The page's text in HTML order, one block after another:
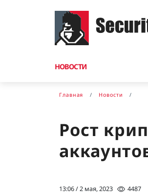
НОВОСТИ
Главная Новости
Рост
13:06 / 2 мая, 2023 4487